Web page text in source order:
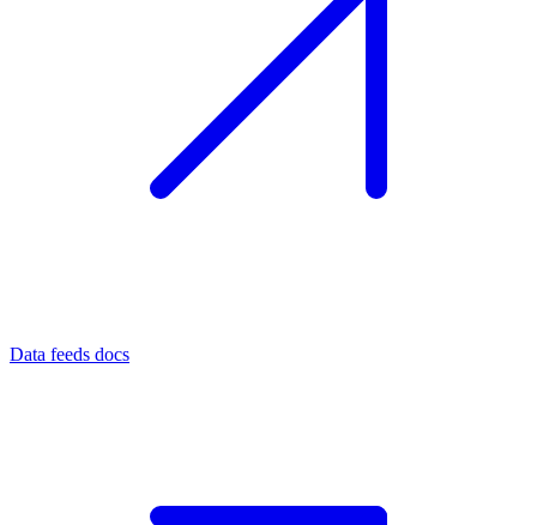
Data feeds docs